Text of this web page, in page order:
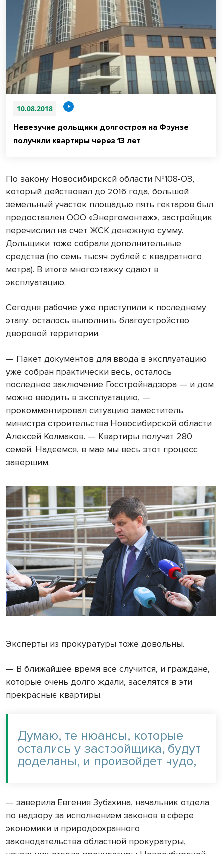
10.08.2018
Невезучие дольщики долгостроя на Фрунзе
получили квартиры через 13 лет
По закону Новосибирской области №108-ОЗ,
который действовал до 2016 года, большой
земельный участок площадью пять гектаров был
предоставлен ООО «Энергомонтаж», застройщик
перечислил на счет ЖСК денежную сумму.
Дольщики тоже собрали дополнительные
средства (по семь тысяч рублей с квадратного
метра). В итоге многоэтажку сдают в
эксплуатацию.
Сегодня рабочие уже приступили к последнему
этапу: осталось выполнить благоустройство
дворовой территории.
— Пакет документов для ввода в эксплуатацию
уже собран практически весь, осталось
последнее заключение Госстройнадзора — и дом
можно вводить в эксплуатацию, —
прокомментировал ситуацию заместитель
министра строительства Новосибирской области
Алексей Колмаков. — Квартиры получат 280
семей. Надеемся, в мае мы весь этот процесс
завершим.
Эксперты из прокуратуры тоже довольны.
— В ближайшее время все случится, и граждане,
которые очень долго ждали, заселятся в эти
прекрасные квартиры.
Думаю, те нюансы, которые
остались у застройщика, будут
доделаны, и произойдет чудо,
— заверила Евгения Зубахина, начальник отдела
по надзору за исполнением законов в сфере
экономики и природоохранного
законодательства областной прокуратуры,